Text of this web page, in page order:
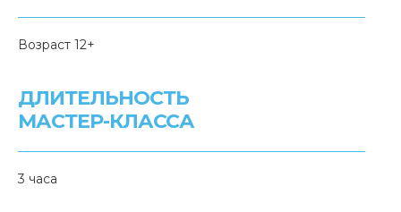
Возраст 12+
ДЛИТЕЛЬНОСТЬ
МАСТЕР-КЛАССА
3 часа